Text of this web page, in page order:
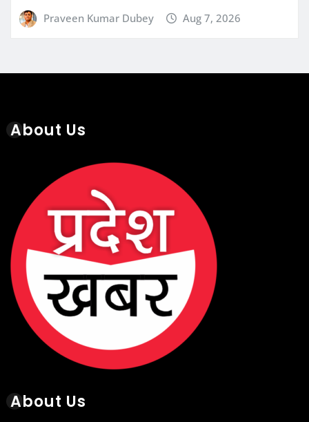
Praveen Kumar Dubey Aug 7, 2026
About Us
About Us